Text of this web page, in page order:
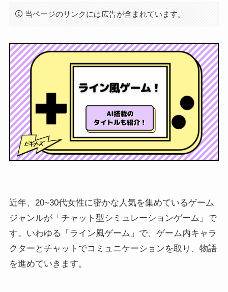
当ページのリンクには広告が含まれています。
近年、20~30代女性に密かな人気を集めているゲーム
ジャンルが「チャット型シミュレーションゲーム」で
す。いわゆる「ライン風ゲーム」で、ゲーム内キャラ
クターとチャットでコミュニケーションを取り、物語
を進めていきます。